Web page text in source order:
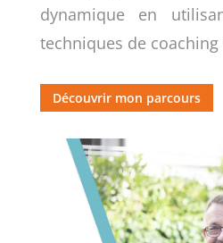
dynamique en
techniques de coaching
Découvrir mon parcours